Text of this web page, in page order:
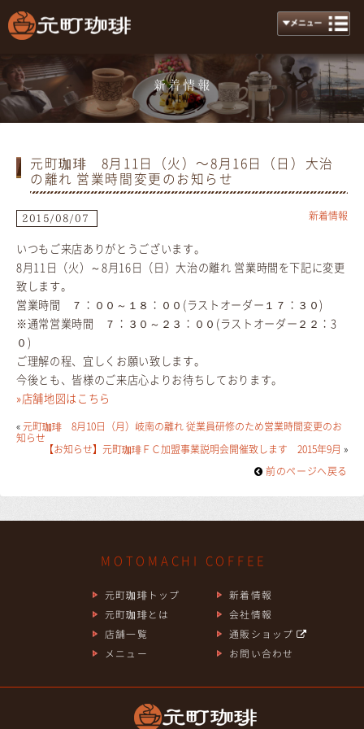
新着情報
News
元町珈琲 8月11日（火）〜8月16日（日）大治
の離れ 営業時間変更のお知らせ
新着情報
2015/08/07
いつもご来店ありがとうございます。
8月11日（火）～8月16日（日）大治の離れ 営業時間を下記に変更
致します。
営業時間 ７：００～１８：００(ラストオーダー１７：３０)
※通常営業時間 ７：３０～２３：００(ラストオーダー２２：3
０)
ご理解の程、宜しくお願い致します。
今後とも、皆様のご来店心よりお待ちしております。
»店舗地図はこちら
«元町珈琲 8月10日（月）岐南の離れ 従業員研修のため営業時間変更のお
知らせ
【お知らせ】元町珈琲ＦＣ加盟事業説明会開催致します 2015年9月 »
前のページヘ戻る
MOTOMACHI COFFEE
元町珈琲トップ
元町珈琲とは
店舗一覧
メニュー
新着情報
会社情報
通販ショップ
お問い合わせ